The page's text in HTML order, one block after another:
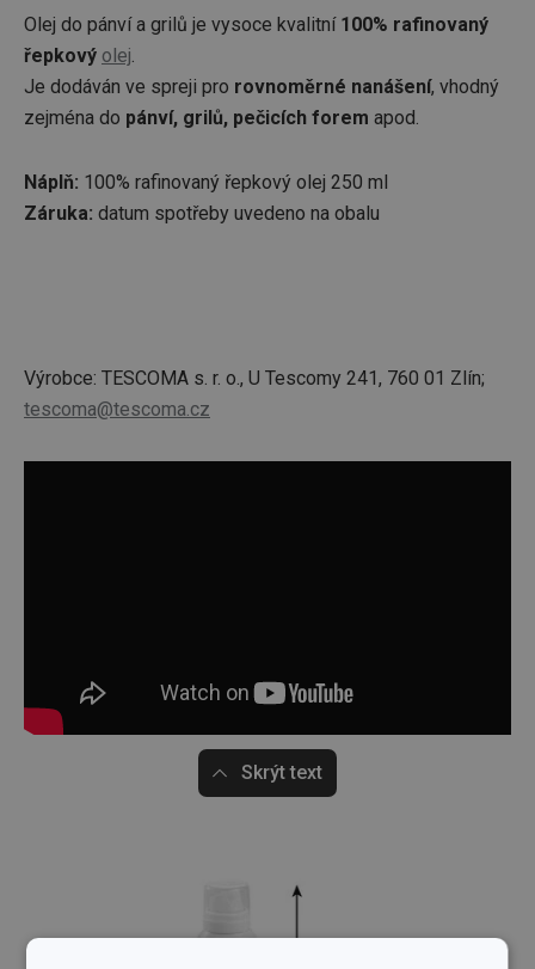
Olej do pánví a grilů je vysoce kvalitní 100% rafinovaný
řepkový olej.
Je dodáván ve spreji pro rovnoměrné nanášení, vhodný
zejména do pánví, grilů, pečicích forem apod.
Náplň: 100% rafinovaný řepkový olej 250 ml
Záruka: datum spotřeby uvedeno na obalu
Výrobce: TESCOMA s. r. o., U Tescomy 241, 760 01 Zlín;
tescoma@tescoma.cz
Skrýt text